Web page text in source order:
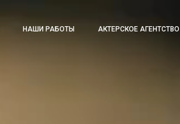
НАШИ РАБОТЫ АКТЕРСКОЕ АГЕНТСТВО